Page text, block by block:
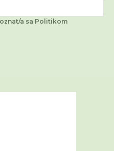
a sa Politikom